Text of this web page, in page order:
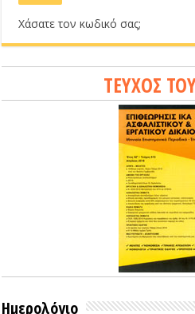
Χάσατε τον κωδικό σας;
ΤΕΥΧΟΣ
Ημερολόγιο